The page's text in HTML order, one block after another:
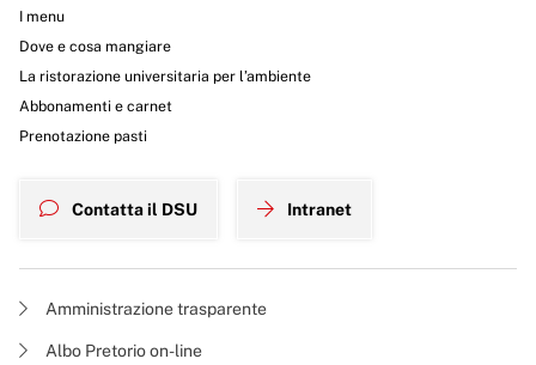
I menu
Dove e cosa mangiare
La ristorazione universitaria per l’ambiente
Abbonamenti e carnet
Prenotazione pasti
Contatta il DSU Intranet
Amministrazione trasparente
Albo Pretorio on-line